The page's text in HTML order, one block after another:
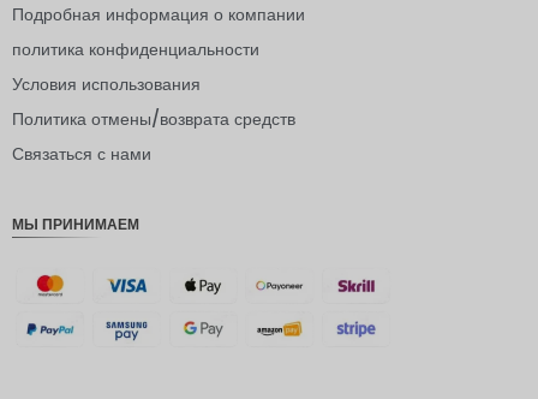
ЙЕНА
евро
ая
крона
Подробная информация о компании
политика конфиденциальности
Условия использования
Политика отмены/возврата средств
Связаться с нами
МЫ ПРИНИМАЕМ